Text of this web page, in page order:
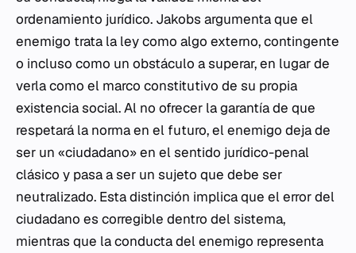
ordenamiento jurídico. Jakobs argumenta que el
enemigo trata la ley como algo externo, contingente
o incluso como un obstáculo a superar, en lugar de
verla como el marco constitutivo de su propia
existencia social. Al no ofrecer la garantía de que
respetará la norma en el futuro, el enemigo deja de
ser un «ciudadano» en el sentido jurídico-penal
clásico y pasa a ser un sujeto que debe ser
neutralizado. Esta distinción implica que el error del
ciudadano es corregible dentro del sistema,
mientras que la conducta del enemigo representa